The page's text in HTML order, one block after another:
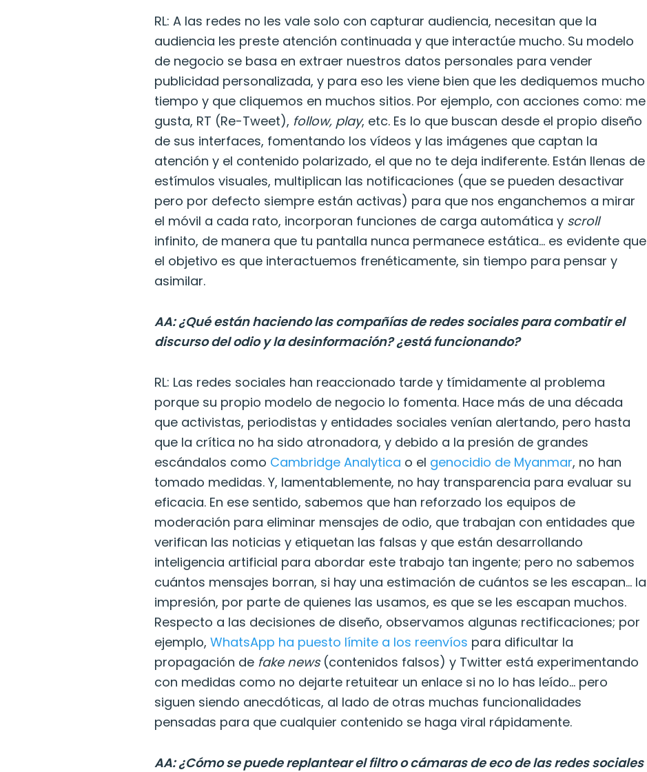
RL: A las redes no les vale solo con capturar audiencia, necesitan que la
audiencia les preste atención continuada y que interactúe mucho. Su modelo
de negocio se basa en extraer nuestros datos personales para vender
publicidad personalizada, y para eso les viene bien que les dediquemos mucho
tiempo y que cliquemos en muchos sitios. Por ejemplo, con acciones como: me
gusta, RT (Re-Tweet), follow, play, etc. Es lo que buscan desde el propio diseño
de sus interfaces, fomentando los vídeos y las imágenes que captan la
atención y el contenido polarizado, el que no te deja indiferente. Están llenas de
estímulos visuales, multiplican las notificaciones (que se pueden desactivar
pero por defecto siempre están activas) para que nos enganchemos a mirar
el móvil a cada rato, incorporan funciones de carga automática y scroll
infinito, de manera que tu pantalla nunca permanece estática… es evidente que
el objetivo es que interactuemos frenéticamente, sin tiempo para pensar y
asimilar.
AA: ¿Qué están haciendo las compañías de redes sociales para combatir el
discurso del odio y la desinformación? ¿está funcionando?
RL: Las redes sociales han reaccionado tarde y tímidamente al problema
porque su propio modelo de negocio lo fomenta. Hace más de una década
que activistas, periodistas y entidades sociales venían alertando, pero hasta
que la crítica no ha sido atronadora, y debido a la presión de grandes
escándalos como Cambridge Analytica o el genocidio de Myanmar, no han
tomado medidas. Y, lamentablemente, no hay transparencia para evaluar su
eficacia. En ese sentido, sabemos que han reforzado los equipos de
moderación para eliminar mensajes de odio, que trabajan con entidades que
verifican las noticias y etiquetan las falsas y que están desarrollando
inteligencia artificial para abordar este trabajo tan ingente; pero no sabemos
cuántos mensajes borran, si hay una estimación de cuántos se les escapan… la
impresión, por parte de quienes las usamos, es que se les escapan muchos.
Respecto a las decisiones de diseño, observamos algunas rectificaciones; por
ejemplo, WhatsApp ha puesto límite a los reenvíos para dificultar la
propagación de fake news(contenidos falsos) y Twitter está experimentando
con medidas como no dejarte retuitear un enlace si no lo has leído… pero
siguen siendo anecdóticas, al lado de otras muchas funcionalidades
pensadas para que cualquier contenido se haga viral rápidamente.
AA: ¿Cómo se puede replantear el filtro o cámaras de eco de las redes sociales